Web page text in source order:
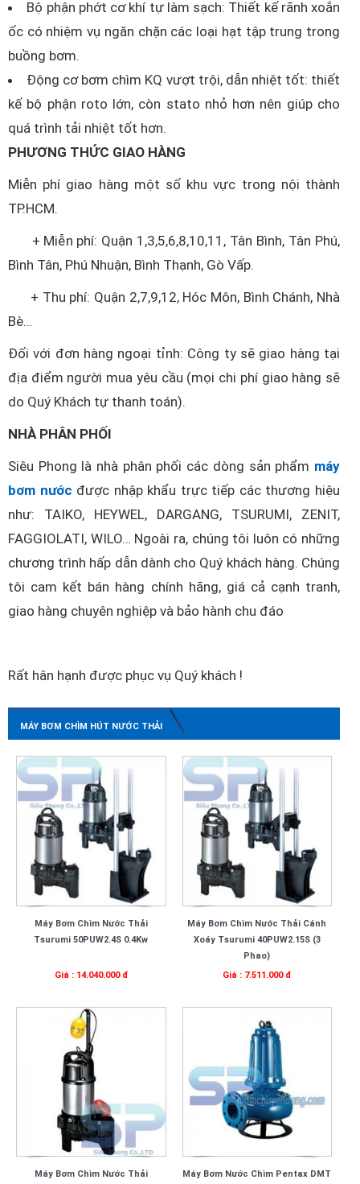
Bộ phận phớt cơ khí tự làm sạch: Thiết kế rãnh xoắn
ốc có nhiệm vụ ngăn chặn các loại hạt tập trung trong
buồng bơm.
Động cơ bơm chìm KQ vượt trội, dẫn nhiệt tốt: thiết
kế bộ phận roto lớn, còn stato nhỏ hơn nên giúp cho
quá trình tải nhiệt tốt hơn.
PHƯƠNG THỨC GIAO HÀNG
Miễn phí giao hàng một số khu vực trong nội thành
TP.HCM.
+ Miễn phí: Quận 1,3,5,6,8,10,11, Tân Bình, Tân Phú,
Bình Tân, Phú Nhuận, Bình Thạnh, Gò Vấp.
+ Thu phí: Quận 2,7,9,12, Hóc Môn, Bình Chánh, Nhà
Bè…
Đối với đơn hàng ngoại tỉnh: Công ty sẽ giao hàng tại
địa điểm người mua yêu cầu (mọi chi phí giao hàng sẽ
do Quý Khách tự thanh toán).
NHÀ PHÂN PHỐI
Siêu Phong là nhà phân phối các dòng sản phẩm máy
bơm nước được nhập khẩu trực tiếp các thương hiệu
như: TAIKO, HEYWEL, DARGANG, TSURUMI, ZENIT,
FAGGIOLATI, WILO… Ngoài ra, chúng tôi luôn có những
chương trình hấp dẫn dành cho Quý khách hàng. Chúng
tôi cam kết bán hàng chính hãng, giá cả cạnh tranh,
giao hàng chuyên nghiệp và bảo hành chu đáo
Rất hân hạnh được phục vụ Quý khách !
MÁY BƠM CHÌM HÚT NƯỚC THẢI
Máy Bơm Chìm Nước Thải
Tsurumi 50PUW2.4S 0.4Kw
Giá : 14.040.000 đ
Máy Bơm Chìm Nước Thải Cánh
Xoáy Tsurumi 40PUW2.15S (3
Phao)
Giá : 7.511.000 đ
Máy Bơm Chìm Nước Thải
Máy Bơm Nước Chìm Pentax DMT